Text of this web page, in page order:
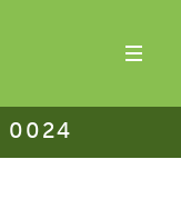
0024